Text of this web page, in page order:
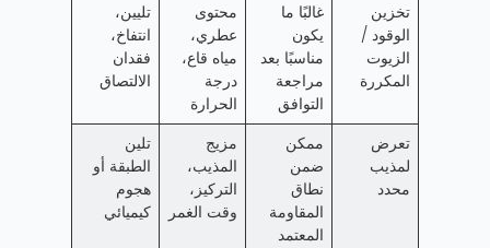
تخزين
الوقود /
الزيوت
المكررة
غالبًا ما
يكون
مناسبًا بعد
مراجعة
التوافق
محتوى
عطري،
مياه قاع،
درجة
الحرارة
تليين،
انتفاخ،
فقدان
الالتصاق
تعرض
لمذيب
محدد
ممكن
ضمن
نطاق
المقاومة
المعتمد
مزيج
المذيب،
التركيز،
وقت الغمر
تلين
الطبقة أو
هجوم
كيميائي